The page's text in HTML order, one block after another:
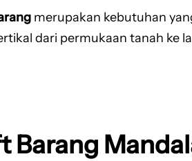
merupakan kebutuhan
dari permukaan tanah ke
Barang